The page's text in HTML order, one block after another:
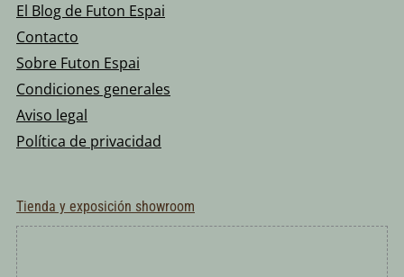
El Blog de Futon Espai
Contacto
Sobre Futon Espai
Condiciones generales
Aviso legal
Política de privacidad
Tienda y exposición showroom